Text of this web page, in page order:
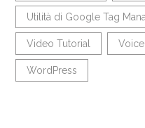
Utilità di Google Tag
Video Tutorial Voice
WordPress